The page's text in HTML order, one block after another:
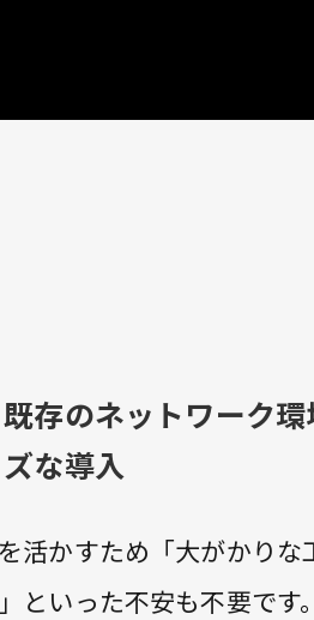
既存のネットワーク
ズな導入
活かすため「大がかりな
といった不安も不要です。